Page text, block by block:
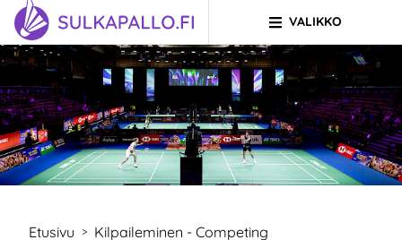
Siirry sivun sisältöön
SIIRRY ETUSIVULLE
VALIKKO
Etusivu > Kilpaileminen - Competing